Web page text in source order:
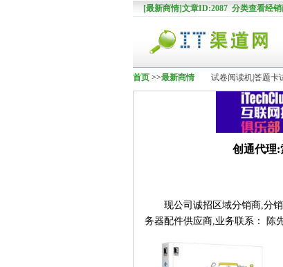
[最新商情]文章ID:2087 分类查看经销
首页 >>最新商情 试卷阅读机|答题卡
创通代理
现公司诚招区域分销商,分
务器配件供应商,业务联系： 陈